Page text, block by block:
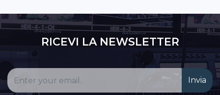
RICEVI LA NEWSLETTER